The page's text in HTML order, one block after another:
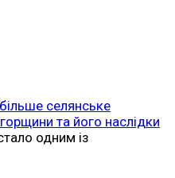
селянське
та його наслідки
одним із